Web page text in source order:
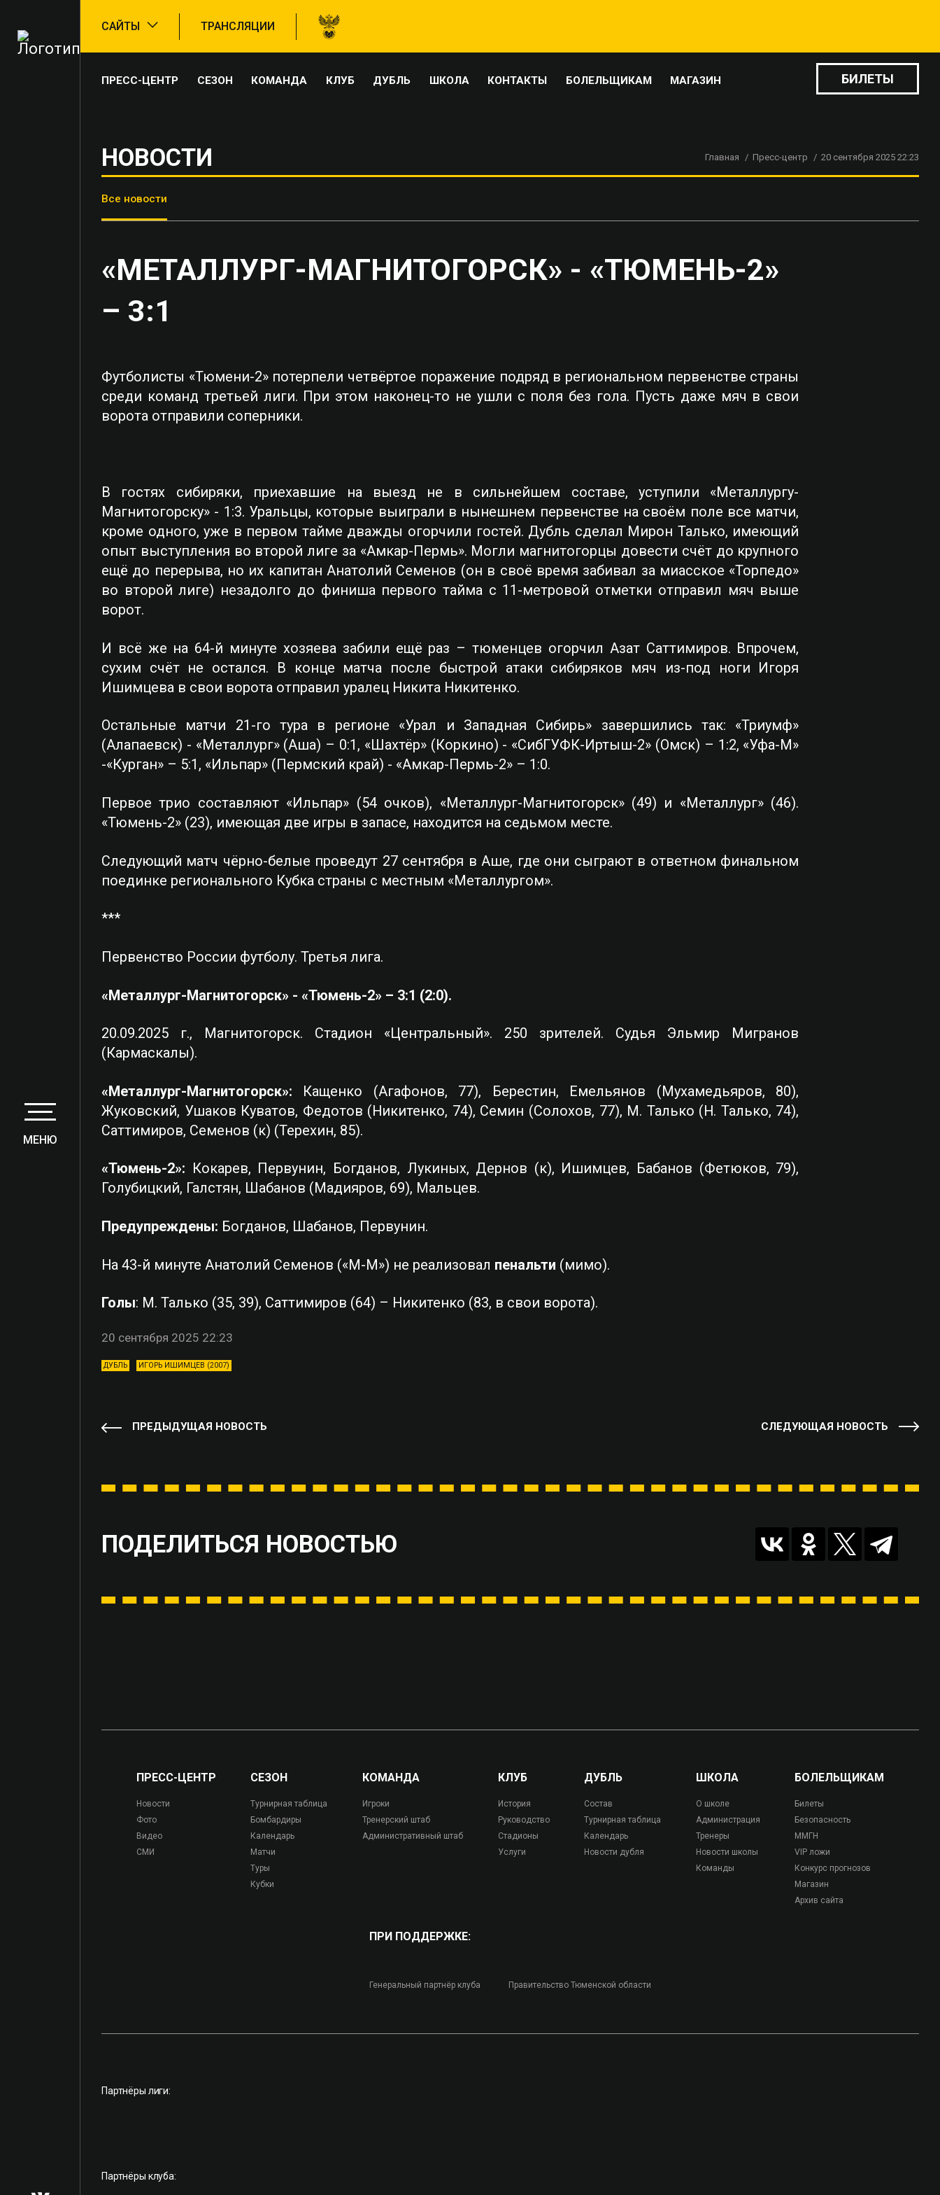
САЙТЫ ТРАНСЛЯЦИИ
ПРЕСС-ЦЕНТР СЕЗОН КОМАНДА КЛУБ ДУБЛЬ ШКОЛА КОНТАКТЫ БОЛЕЛЬЩИКАМ МАГАЗИН БИЛЕТЫ
МЕНЮ
НОВОСТИ Главная Пресс-центр 20 сентября 2025 22:23
Все новости
«МЕТАЛЛУРГ-МАГНИТОГОРСК» - «ТЮМЕНЬ-2»
– 3:1
Футболисты «Тюмени-2» потерпели четвёртое поражение подряд в региональном первенстве страны
среди команд третьей лиги. При этом наконец-то не ушли с поля без гола. Пусть даже мяч в свои
ворота отправили соперники.
В гостях сибиряки, приехавшие на выезд не в сильнейшем составе, уступили «Металлургу-
Магнитогорску» - 1:3. Уральцы, которые выиграли в нынешнем первенстве на своём поле все матчи,
кроме одного, уже в первом тайме дважды огорчили гостей. Дубль сделал Мирон Талько, имеющий
опыт выступления во второй лиге за «Амкар-Пермь». Могли магнитогорцы довести счёт до крупного
ещё до перерыва, но их капитан Анатолий Семенов (он в своё время забивал за миасское «Торпедо»
во второй лиге) незадолго до финиша первого тайма с 11-метровой отметки отправил мяч выше
ворот.
И всё же на 64-й минуте хозяева забили ещё раз – тюменцев огорчил Азат Саттимиров. Впрочем,
сухим счёт не остался. В конце матча после быстрой атаки сибиряков мяч из-под ноги Игоря
Ишимцева в свои ворота отправил уралец Никита Никитенко.
Остальные матчи 21-го тура в регионе «Урал и Западная Сибирь» завершились так: «Триумф»
(Алапаевск) - «Металлург» (Аша) – 0:1, «Шахтёр» (Коркино) - «СибГУФК-Иртыш-2» (Омск) – 1:2, «Уфа-М»
-«Курган» – 5:1, «Ильпар» (Пермский край) - «Амкар-Пермь-2» – 1:0.
Первое трио составляют «Ильпар» (54 очков), «Металлург-Магнитогорск» (49) и «Металлург» (46).
«Тюмень-2» (23), имеющая две игры в запасе, находится на седьмом месте.
Следующий матч чёрно-белые проведут 27 сентября в Аше, где они сыграют в ответном финальном
поединке регионального Кубка страны с местным «Металлургом».
***
Первенство России футболу. Третья лига.
«Металлург-Магнитогорск» - «Тюмень-2» – 3:1 (2:0).
20.09.2025 г., Магнитогорск. Стадион «Центральный». 250 зрителей. Судья Эльмир Мигранов
(Кармаскалы).
«Металлург-Магнитогорск»: Кащенко (Агафонов, 77), Берестин, Емельянов (Мухамедьяров, 80),
Жуковский, Ушаков Куватов, Федотов (Никитенко, 74), Семин (Солохов, 77), М. Талько (Н. Талько, 74),
Саттимиров, Семенов (к) (Терехин, 85).
«Тюмень-2»: Кокарев, Первунин, Богданов, Лукиных, Дернов (к), Ишимцев, Бабанов (Фетюков, 79),
Голубицкий, Галстян, Шабанов (Мадияров, 69), Мальцев.
Предупреждены: Богданов, Шабанов, Первунин.
На 43-й минуте Анатолий Семенов («М-М») не реализовал пенальти (мимо).
Голы: М. Талько (35, 39), Саттимиров (64) – Никитенко (83, в свои ворота).
20 сентября 2025 22:23
ДУБЛЬ ИГОРЬ ИШИМЦЕВ (2007)
ПРЕДЫДУЩАЯ НОВОСТЬ СЛЕДУЮЩАЯ НОВОСТЬ
ПОДЕЛИТЬСЯ НОВОСТЬЮ
ПРЕСС-ЦЕНТР
Новости
Фото
Видео
СМИ
СЕЗОН
Турнирная таблица
Бомбардиры
Календарь
Матчи
Туры
Кубки
КОМАНДА
Игроки
Тренерский штаб
Административный штаб
КЛУБ
История
Руководство
Стадионы
Услуги
ДУБЛЬ
Состав
Турнирная таблица
Календарь
Новости дубля
ШКОЛА
О школе
Администрация
Тренеры
Новости школы
Команды
БОЛЕЛЬЩИКАМ
Билеты
Безопасность
ММГН
VIP ложи
Конкурс прогнозов
Магазин
Архив сайта
ПРИ ПОДДЕРЖКЕ:
Генеральный партнёр клуба Правительство Тюменской области
Партнёры лиги:
Партнёры клуба: